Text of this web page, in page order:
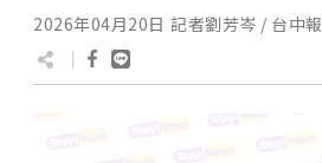
2026年04月20日 記者劉芳岑 / 台中